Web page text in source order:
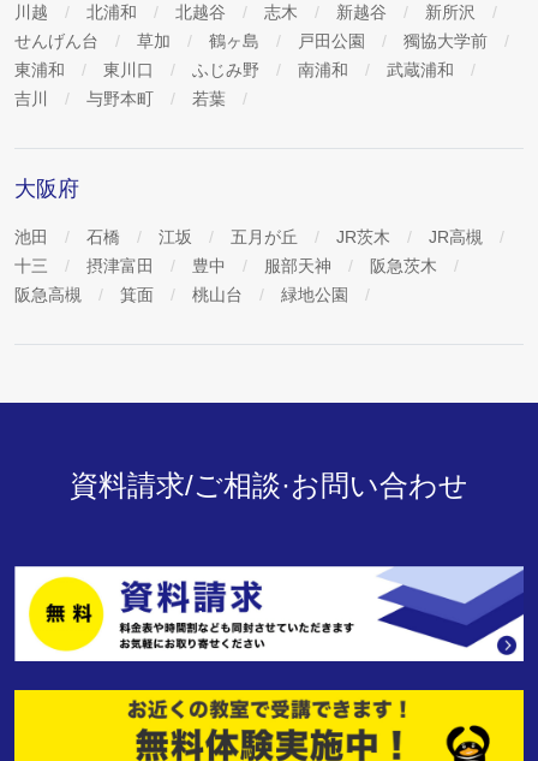
川越
北浦和 北越谷 志木 新越谷
新所沢
せんげん台
草加 鶴ヶ島 戸田公園
獨協大学前
東浦和
東川口 ふじみ野 南浦和
武蔵浦和
吉川
与野本町 若葉
大阪府
池田 石橋 江坂 五月が丘 JR茨木
JR高槻
十三
摂津富田 豊中 服部天神
阪急茨木
阪急高槻
箕面 桃山台 緑地公園
資料請求/ご相談·お問い合わせ